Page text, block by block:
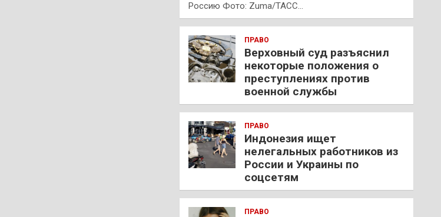
Россию Фото: Zuma/ТАСС…
ПРАВО
Верховный суд разъяснил
некоторые положения о
преступлениях против
военной службы
ПРАВО
Индонезия ищет
нелегальных работников из
России и Украины по
соцсетям
ПРАВО